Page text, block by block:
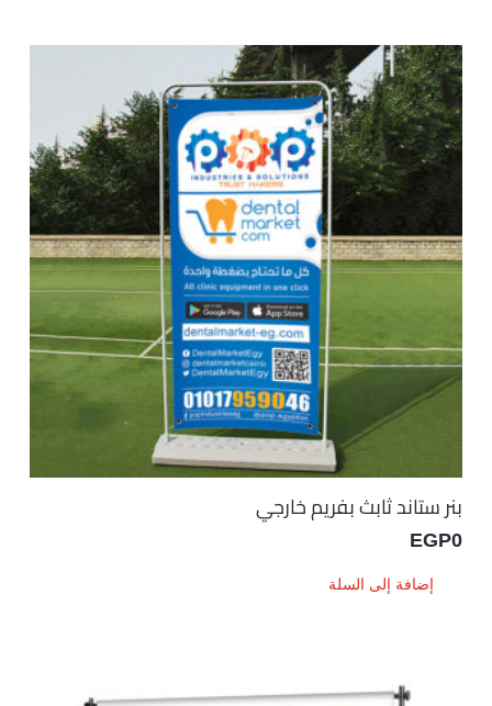
بنر ستاند ثابث بفريم خارجي
EGP0
إضافة إلى السلة